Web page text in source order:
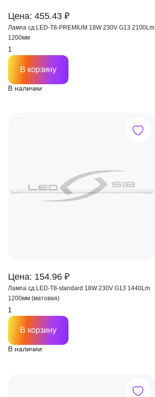
Цена: 455.43 ₽
Лампа сд LED-T8-PREMIUM 18W 230V G13 2100Lm
1200мм
В наличии
В корзину
Цена: 154.96 ₽
Лампа сд LED-T8-standard 18W 230V G13 1440Lm
1200мм (матовая)
В наличии
В корзину